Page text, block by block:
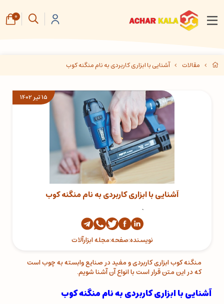
مقالات آشنایی با ابزاری کاربردی به نام منگنه کوب
15 تیر 1402
آشنایی با ابزاری کاربردی به نام منگنه کوب
`
نویسنده:صفحه:مجله ابزارآلات
منگنه کوب ابزاری کاربردی و مفید در صنایع وابسته به چوب است
که در این متن قرار است با انواع آن آشنا شویم.
آشنایی با ابزاری کاربردی به نام منگنه کوب
0